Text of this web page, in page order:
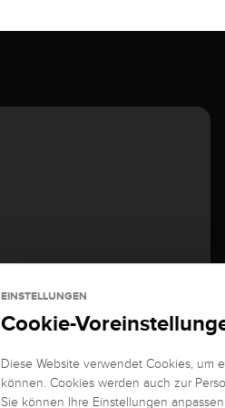
EINSTELLUNGEN
Cookie-
Diese Website verwendet Cookies, um
können. Cookies werden auch zur
Sie können Ihre Einstellungen